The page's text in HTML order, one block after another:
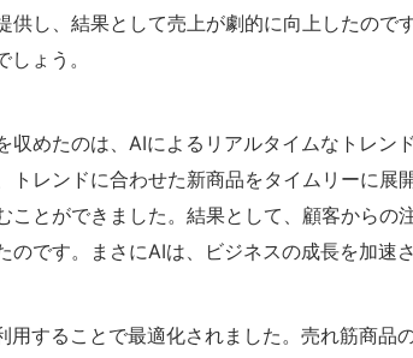
供し、結果として売上が劇的に向上したので
ょう。
収めたのは、AIによるリアルタイムなトレン
トレンドに合わせた新商品をタイムリーに展
ことができました。結果として、顧客からの
のです。まさにAIは、ビジネスの成長を加速
用することで最適化されました。売れ筋商品